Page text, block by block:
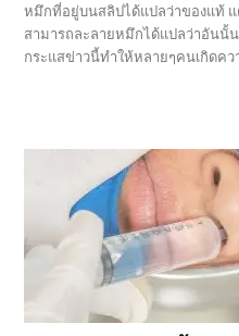
หมึกที่อยู่บนสลิปได้แปลว่าของแท้
สามารถละลายหมึกได้แปลว่าอันนั้
กระแสข่าวนี้ทำให้หลายๆคนเกิดค